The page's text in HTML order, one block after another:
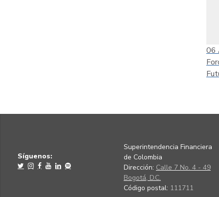
06
Síguenos:
Superintendencia Financiera
de Colombia
Dirección: Calle 7 No. 4 - 49
Bogotá, D.C.
Código postal: 111711